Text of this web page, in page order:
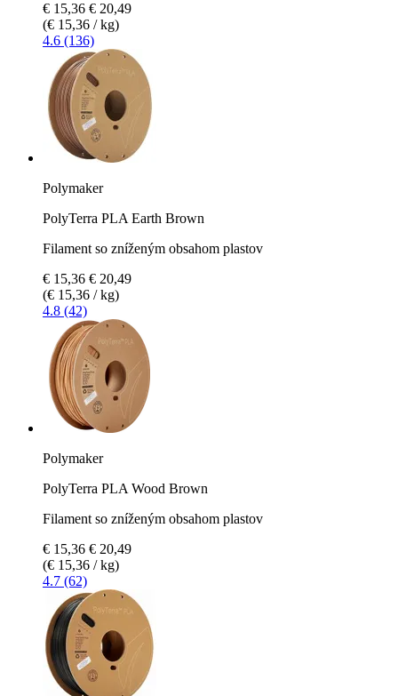
€ 15,36 € 20,49
(€ 15,36 / kg)
4.6 (136)
Polymaker
PolyTerra PLA Earth Brown
Filament so zníženým obsahom plastov
€ 15,36 € 20,49
(€ 15,36 / kg)
4.8 (42)
Polymaker
PolyTerra PLA Wood Brown
Filament so zníženým obsahom plastov
€ 15,36 € 20,49
(€ 15,36 / kg)
4.7 (62)